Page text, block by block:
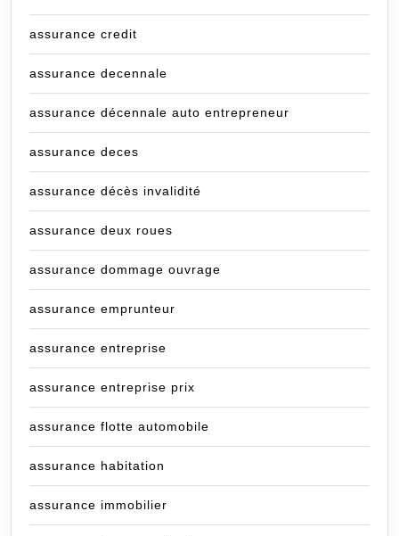
assurance credit
assurance decennale
assurance décennale auto entrepreneur
assurance deces
assurance décès invalidité
assurance deux roues
assurance dommage ouvrage
assurance emprunteur
assurance entreprise
assurance entreprise prix
assurance flotte automobile
assurance habitation
assurance immobilier